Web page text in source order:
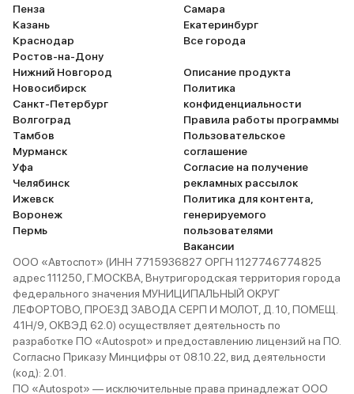
Пенза
Казань
Краснодар
Ростов-на-Дону
Нижний Новгород
Новосибирск
Санкт-Петербург
Волгоград
Тамбов
Мурманск
Уфа
Челябинск
Ижевск
Воронеж
Пермь
Самара
Екатеринбург
Все города
Описание продукта
Политика
конфиденциальности
Правила работы программы
Пользовательское
соглашение
Согласие на получение
рекламных рассылок
Политика для контента,
генерируемого
пользователями
Вакансии
ООО «Автоспот» (ИНН 7715936827 ОРГН 1127746774825
адрес 111250, Г.МОСКВА, Внутригородская территория города
федерального значения МУНИЦИПАЛЬНЫЙ ОКРУГ
ЛЕФОРТОВО, ПРОЕЗД ЗАВОДА СЕРП И МОЛОТ, Д. 10, ПОМЕЩ.
41Н/9, ОКВЭД 62.0) осуществляет деятельность по
разработке ПО «Autospot» и предоставлению лицензий на ПО.
Согласно Приказу Минцифры от 08.10.22, вид деятельности
(код): 2.01.
ПО «Autospot» — исключительные права принадлежат ООО